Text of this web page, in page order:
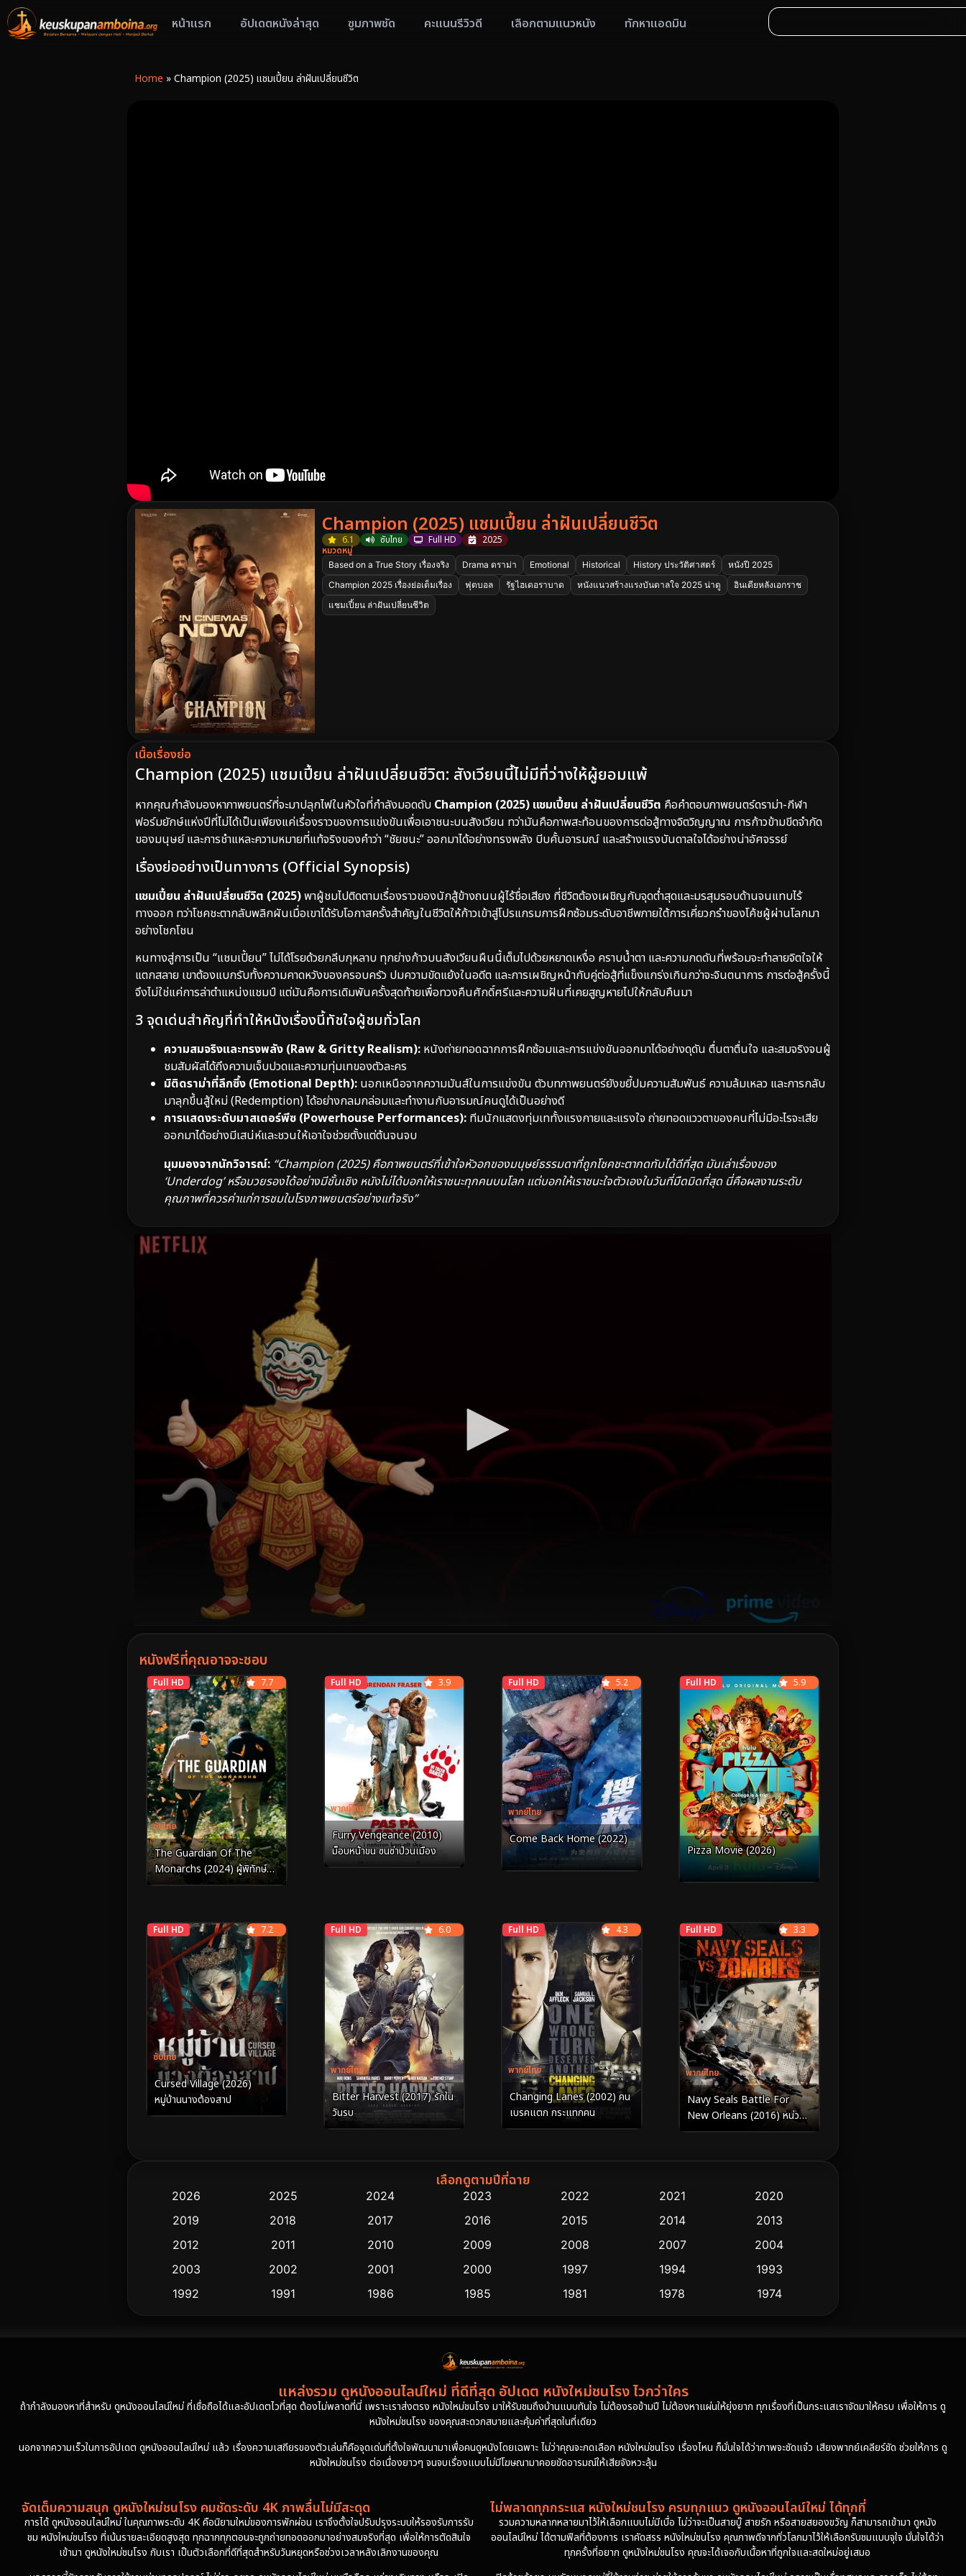
หน้าแรก อัปเดตหนังล่าสุด ซูมภาพชัด คะแนนรีวิวดี เลือกตามแนวหนัง ทักหาแอดมิน
Home » Champion (2025) แชมเปี้ยน ล่าฝันเปลี่ยนชีวิต
Champion (2025) แชมเปี้ยน ล่าฝันเปลี่ยนชีวิต
6.1 ซับไทย Full HD
2025
หมวดหมู่
Based on a True Story เรื่องจริง Drama ดราม่า Emotional Historical History ประวัติศาสตร์
หนังปี 2025
Champion 2025 เรื่องย่อเต็มเรื่อง
ฟุตบอล รัฐไฮเดอราบาด หนังแนวสร้างแรงบันดาลใจ 2025 น่าดู
อินเดียหลังเอกราช
แชมเปี้ยน ล่าฝันเปลี่ยนชีวิต
เนื้อเรื่องย่อ
Champion (2025) แชมเปี้ยน ล่าฝันเปลี่ยนชีวิต: สังเวียนนี้ไม่มีที่ว่างให้ผู้ยอมแพ้
หากคุณกำลังมองหาภาพยนตร์ที่จะมาปลุกไฟในหัวใจที่กำลังมอดดับ Champion (2025) แชมเปี้ยน ล่าฝันเปลี่ยนชีวิต คือคำตอบภาพยนตร์ดราม่า-กีฬา
ฟอร์มยักษ์แห่งปีที่ไม่ได้เป็นเพียงแค่เรื่องราวของการแข่งขันเพื่อเอาชนะบนสังเวียน ทว่ามันคือภาพสะท้อนของการต่อสู้ทางจิตวิญญาณ การก้าวข้ามขีดจำกัด
ของมนุษย์ และการชำแหละความหมายที่แท้จริงของคำว่า “ชัยชนะ” ออกมาได้อย่างทรงพลัง บีบคั้นอารมณ์ และสร้างแรงบันดาลใจได้อย่างน่าอัศจรรย์
เรื่องย่ออย่างเป็นทางการ (Official Synopsis)
แชมเปี้ยน ล่าฝันเปลี่ยนชีวิต (2025)พาผู้ชมไปติดตามเรื่องราวของนักสู้ข้างถนนผู้ไร้ชื่อเสียง ที่ชีวิตต้องเผชิญกับจุดต่ำสุดและมรสุมรอบด้านจนแทบไร้
ทางออก ทว่าโชคชะตากลับพลิกผันเมื่อเขาได้รับโอกาสครั้งสำคัญในชีวิตให้ก้าวเข้าสู่โปรแกรมการฝึกซ้อมระดับอาชีพภายใต้การเคี่ยวกรำของโค้ชผู้ผ่านโลกมา
อย่างโชกโชน
หนทางสู่การเป็น “แชมเปี้ยน” ไม่ได้โรยด้วยกลีบกุหลาบ ทุกย่างก้าวบนสังเวียนผืนนี้เต็มไปด้วยหยาดเหงื่อ คราบน้ำตา และความกดดันที่พร้อมจะทำลายจิตใจให้
แตกสลาย เขาต้องแบกรับทั้งความคาดหวังของครอบครัว ปมความขัดแย้งในอดีต และการเผชิญหน้ากับคู่ต่อสู้ที่แข็งแกร่งเกินกว่าจะจินตนาการ การต่อสู้ครั้งนี้
จึงไม่ใช่แค่การล่าตำแหน่งแชมป์ แต่มันคือการเดิมพันครั้งสุดท้ายเพื่อทวงคืนศักดิ์ศรีและความฝันที่เคยสูญหายไปให้กลับคืนมา
3 จุดเด่นสำคัญที่ทำให้หนังเรื่องนี้ทัชใจผู้ชมทั่วโลก
ความสมจริงและทรงพลัง (Raw & Gritty Realism): หนังถ่ายทอดฉากการฝึกซ้อมและการแข่งขันออกมาได้อย่างดุดัน ตื่นตาตื่นใจ และสมจริงจนผู้
ชมสัมผัสได้ถึงความเจ็บปวดและความทุ่มเทของตัวละคร
มิติดราม่าที่ลึกซึ้ง (Emotional Depth): นอกเหนือจากความมันส์ในการแข่งขัน ตัวบทภาพยนตร์ยังขยี้ปมความสัมพันธ์ ความล้มเหลว และการกลับ
มาลุกขึ้นสู้ใหม่ (Redemption) ได้อย่างกลมกล่อมและทำงานกับอารมณ์คนดูได้เป็นอย่างดี
การแสดงระดับมาสเตอร์พีซ (Powerhouse Performances): ทีมนักแสดงทุ่มเททั้งแรงกายและแรงใจ ถ่ายทอดแววตาของคนที่ไม่มีอะไรจะเสีย
ออกมาได้อย่างมีเสน่ห์และชวนให้เอาใจช่วยตั้งแต่ต้นจนจบ
มุมมองจากนักวิจารณ์: “Champion (2025) คือภาพยนตร์ที่เข้าใจหัวอกของมนุษย์ธรรมดาที่ถูกโชคชะตากดทับได้ดีที่สุด มันเล่าเรื่องของ
‘Underdog’ หรือมวยรองได้อย่างมีชั้นเชิง หนังไม่ได้บอกให้เราชนะทุกคนบนโลก แต่บอกให้เราชนะใจตัวเองในวันที่มืดมิดที่สุด นี่คือผลงานระดับ
คุณภาพที่ควรค่าแก่การชมในโรงภาพยนตร์อย่างแท้จริง”
หนังฟรีที่คุณอาจจะชอบ
Full HD
ซับไทย
7.7
The Guardian Of The
Monarchs (2024) ผู้พิทักษ์
ผีเสื้อ
Full HD
พากย์ไทย
3.9
Furry Vengeance (2010)
ม็อบหน้าขน ซนซ่าป่วนเมือง
Full HD
พากย์ไทย
5.2
Come Back Home (2022)
Full HD
ซับไทย
5.9
Pizza Movie (2026)
Full HD
ซับไทย
7.2
Cursed Village (2026)
หมู่บ้านนางต้องสาป
Full HD
พากย์ไทย
6.0
Bitter Harvest (2017) รักใน
วันรบ
Full HD
พากย์ไทย
4.3
Changing Lanes (2002) คน
เบรคแตก กระแทกคน
Full HD
พากย์ไทย
3.3
Navy Seals Battle For
New Orleans (2016) หน่วย
จู่โจมทะลวงเมืองซอมบี้
เลือกดูตามปีที่ฉาย
2026 2025 2024 2023 2022 2021
2020
2019
2018 2017 2016 2015 2014
2013
2012
2011 2010 2009 2008 2007
2004
2003
2002 2001 2000 1997 1994
1993
1992
1991 1986 1985 1981 1978 1974
แหล่งรวม ดูหนังออนไลน์ใหม่ ที่ดีที่สุด อัปเดต หนังใหม่ชนโรง ไวกว่าใคร
ถ้ากำลังมองหาที่สำหรับ ดูหนังออนไลน์ใหม่ ที่เชื่อถือได้และอัปเดตไวที่สุด ต้องไม่พลาดที่นี่ เพราะเราส่งตรง หนังใหม่ชนโรง มาให้รับชมถึงบ้านแบบทันใจ ไม่ต้องรอข้ามปี ไม่ต้องหาแผ่นให้ยุ่งยาก ทุกเรื่องที่เป็นกระแสเราจัดมาให้ครบ เพื่อให้การ ดู
หนังใหม่ชนโรง ของคุณสะดวกสบายและคุ้มค่าที่สุดในที่เดียว
นอกจากความเร็วในการอัปเดต ดูหนังออนไลน์ใหม่ แล้ว เรื่องความเสถียรของตัวเล่นก็คือจุดเด่นที่ตั้งใจพัฒนามาเพื่อคนดูหนังโดยเฉพาะ ไม่ว่าคุณจะกดเลือก หนังใหม่ชนโรง เรื่องไหน ก็มั่นใจได้ว่าภาพจะชัดแจ๋ว เสียงพากย์เคลียร์ชัด ช่วยให้การ ดู
หนังใหม่ชนโรง ต่อเนื่องยาวๆ จนจบเรื่องแบบไม่มีโฆษณามาคอยขัดอารมณ์ให้เสียจังหวะลุ้น
จัดเต็มความสนุก ดูหนังใหม่ชนโรง คมชัดระดับ 4K ภาพลื่นไม่มีสะดุด
การได้ ดูหนังออนไลน์ใหม่ ในคุณภาพระดับ 4K คือนิยามใหม่ของการพักผ่อน เราจึงตั้งใจปรับปรุงระบบให้รองรับการรับ
ชม หนังใหม่ชนโรง ที่เน้นรายละเอียดสูงสุด ทุกฉากทุกตอนจะถูกถ่ายทอดออกมาอย่างสมจริงที่สุด เพื่อให้การตัดสินใจ
เข้ามา ดูหนังใหม่ชนโรง กับเรา เป็นตัวเลือกที่ดีที่สุดสำหรับวันหยุดหรือช่วงเวลาหลังเลิกงานของคุณ
ไม่พลาดทุกกระแส หนังใหม่ชนโรง ครบทุกแนว ดูหนังออนไลน์ใหม่ ได้ทุกที่
รวมความหลากหลายมาไว้ให้เลือกแบบไม่มีเบื่อ ไม่ว่าจะเป็นสายบู๊ สายรัก หรือสายสยองขวัญ ก็สามารถเข้ามา ดูหนัง
ออนไลน์ใหม่ ได้ตามฟีลที่ต้องการ เราคัดสรร หนังใหม่ชนโรง คุณภาพดีจากทั่วโลกมาไว้ให้เลือกรับชมแบบจุใจ มั่นใจได้ว่า
ทุกครั้งที่อยาก ดูหนังใหม่ชนโรง คุณจะได้เจอกับเนื้อหาที่ถูกใจและสดใหม่อยู่เสมอ